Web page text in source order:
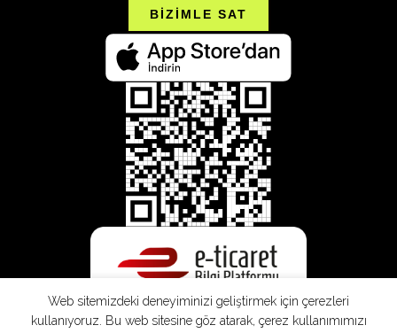
BİZİMLE SAT
Web sitemizdeki deneyiminizi geliştirmek için çerezleri
kullanıyoruz. Bu web sitesine göz atarak, çerez kullanımımızı